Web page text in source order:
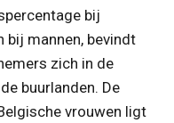
bij
bij mannen, bevindt
zich in de
buurlanden. De
vrouwen ligt